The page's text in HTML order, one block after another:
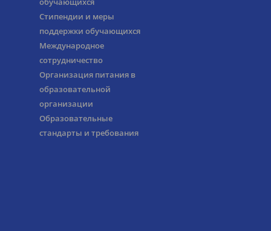
Стипендии и меры
поддержки обучающихся
Международное
сотрудничество
Организация питания в
образовательной
организации
Образовательные
стандарты и требования